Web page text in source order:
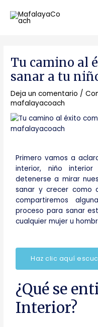
contenido
Tu camino al
sanar a tu
Deja un comentario /
mafalayacoach
Primero vamos a
interior, niño
detenerse a mirar
sanar y crecer como
compartiremos
proceso para sanar
cualquier mujer u
Haz clic aquí
¿Qué se
Interior?
entradas